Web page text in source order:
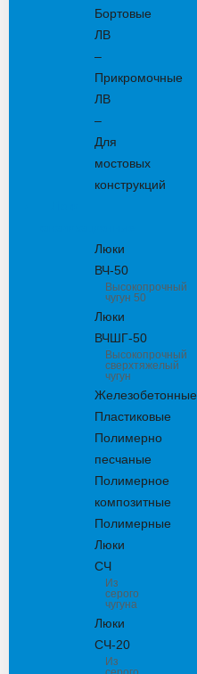
Бортовые
ЛВ
–
Прикромочные
ЛВ
–
Для
мостовых
конструкций
Люки
ВЧ-50
Высокопрочный
чугун 50
Люки
ВЧШГ-50
Высокопрочный
сверхтяжелый
чугун
Железобетонные
Пластиковые
Полимерно
песчаные
Полимерное
композитные
Полимерные
Люки
СЧ
Из
серого
чугуна
Люки
СЧ-20
Из